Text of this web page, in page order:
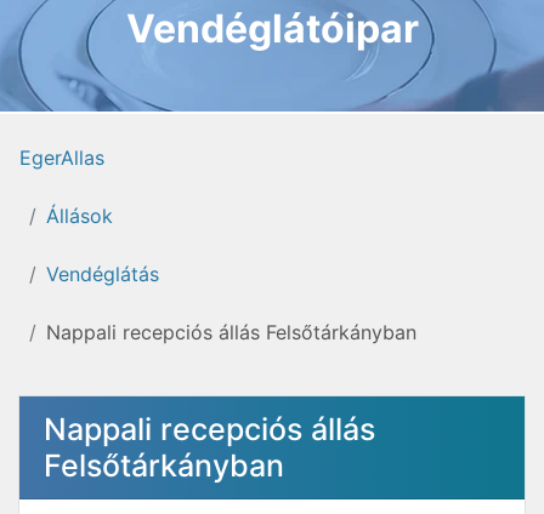
Vendéglátóipar
EgerAllas
Állások
Vendéglátás
Nappali recepciós állás Felsőtárkányban
Nappali recepciós állás
Felsőtárkányban